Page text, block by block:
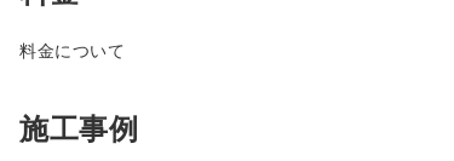
料金について
施工事例